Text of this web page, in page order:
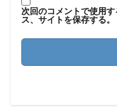
次回のコメントで使用
ス、サイトを保存する。